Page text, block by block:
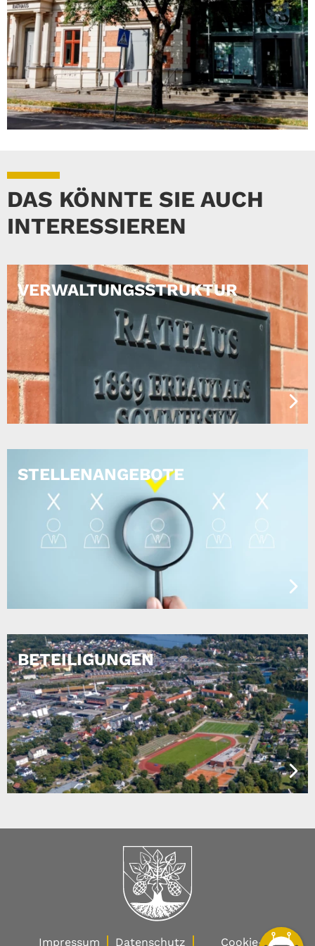
DAS KÖNNTE SIE AUCH
INTERESSIEREN
VERWALTUNGSSTRUKTUR
STELLENANGEBOTE
BETEILIGUNGEN
Impressum Datenschutz Cookie-